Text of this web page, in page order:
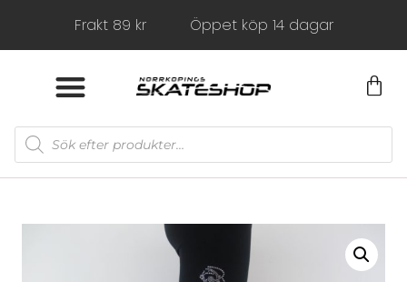
Frakt 89 kr Öppet köp 14 dagar